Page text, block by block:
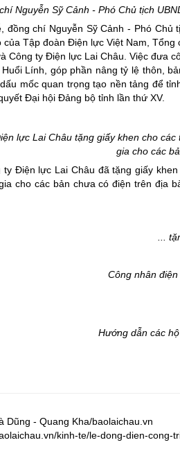
Nguyễn SỹCảnh - Phó Chủ tịch
đồng chí Nguyễn Sỹ Cảnh - Phó
của Tập đoàn Điện lực Việt Nam,
Công ty Điện lực Lai Châu. Việc đưa
Lính, góp phần nâng tỷ lệ thôn,
mốc quan trọng tạo nền tảng để
Đại hội Đảng bộ tỉnh lần thứ XV.
lực Lai Châu tặng giấy khen cho
gia cho các
ty Điện lực Lai Châu đã tặng giấy
cho các bản chưa có điện trên địa
...
Công nhân
Hướng dẫn các
Dũng - Quang Kha/baolaichau.vn
kinh-te/le-dong-dien-